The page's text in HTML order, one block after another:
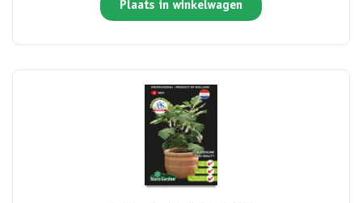
Plaats in winkelwagen